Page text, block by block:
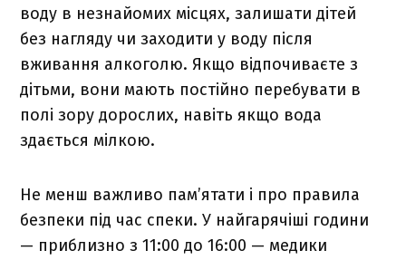
воду в незнайомих місцях, залишати дітей
без нагляду чи заходити у воду після
вживання алкоголю. Якщо відпочиваєте з
дітьми, вони мають постійно перебувати в
полі зору дорослих, навіть якщо вода
здається мілкою.
Не менш важливо пам’ятати і про правила
безпеки під час спеки. У найгарячіші години
— приблизно з 11:00 до 16:00 — медики